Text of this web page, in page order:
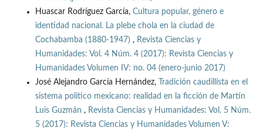
Huascar Rodríguez García, Cultura popular, género e
identidad nacional. La plebe chola en la ciudad de
Cochabamba (1880-1947) , Revista Ciencias y
Humanidades: Vol. 4 Núm. 4 (2017): Revista Ciencias y
Humanidades Volumen IV: no. 04 (enero-junio 2017)
José Alejandro García Hernández,
Tradición caudillista en el
sistema político mexicano: realidad en la ficción de Martín
Luis Guzmán , Revista Ciencias y Humanidades: Vol. 5 Núm.
5 (2017): Revista Ciencias y Humanidades Volumen V: